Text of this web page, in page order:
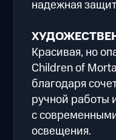
надежная
Красивая, но
Children of
благодаря
ручной работы
с
освещения.